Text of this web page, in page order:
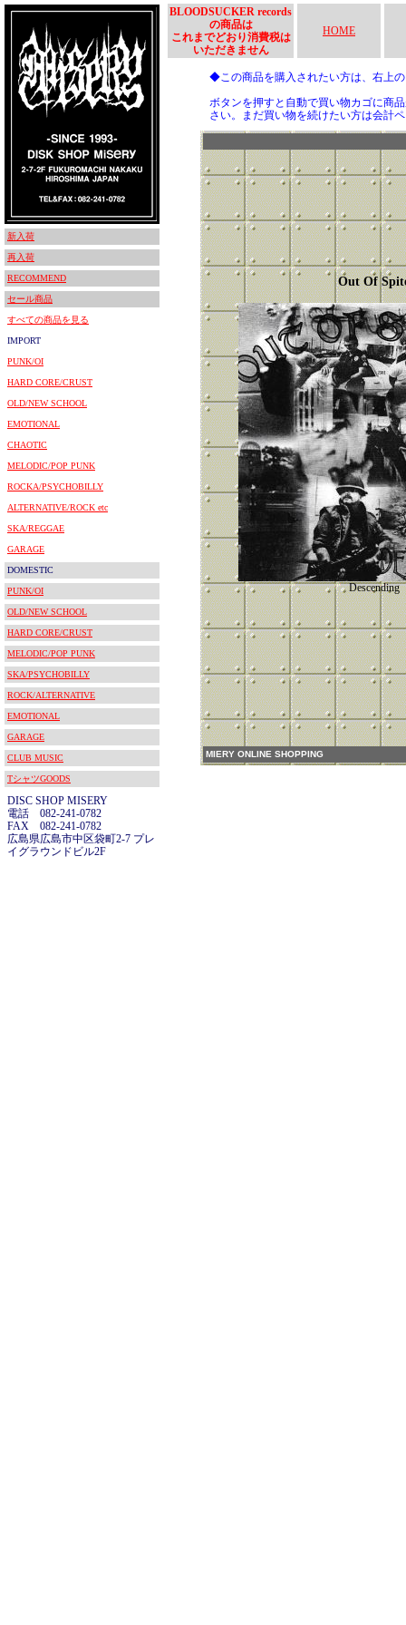
新入荷
再入荷
RECOMMEND
セール商品
すべての商品を見る
IMPORT
PUNK/OI
HARD CORE/CRUST
OLD/NEW SCHOOL
EMOTIONAL
CHAOTIC
MELODIC/POP PUNK
ROCKA/PSYCHOBILLY
ALTERNATIVE/ROCK etc
SKA/REGGAE
GARAGE
DOMESTIC
PUNK/OI
OLD/NEW SCHOOL
HARD CORE/CRUST
MELODIC/POP PUNK
SKA/PSYCHOBILLY
ROCK/ALTERNATIVE
EMOTIONAL
GARAGE
CLUB MUSIC
TシャツGOODS
DISC SHOP MISERY
電話 082-241-0782
FAX 082-241-0782
広島県広島市中区袋町2-7 プレ
イグラウンドビル2F
BLOODSUCKER records
の商品は
これまでどおり消費税は
いただきません
HOME
◆この商品を購入されたい方は、右上
ボタンを押すと自動で買い物カゴに商
さい。まだ買い物を続けたい方は会計
Out Of
Descending
MIERY ONLINE SHOPPING